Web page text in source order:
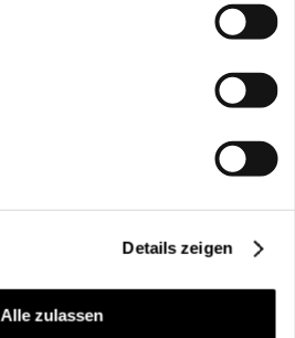
Details zeigen
Alle zulassen